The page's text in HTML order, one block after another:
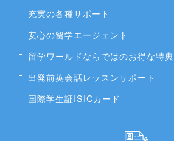
充実の各種サポート
安心の留学エージェント
留学ワールドならではのお得な特典
出発前英会話レッスンサポート
国際学生証ISICカード